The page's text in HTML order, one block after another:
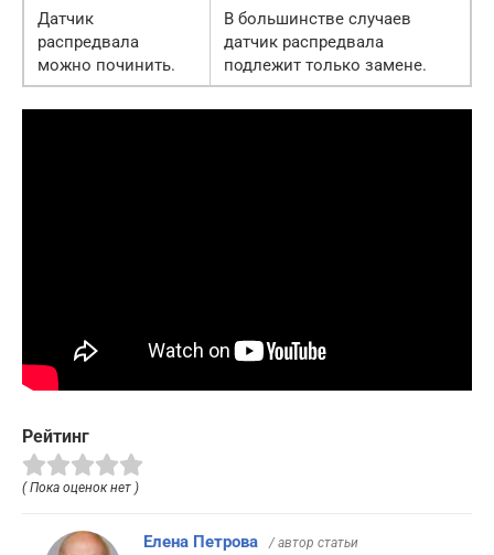
Датчик
распредвала
можно починить.
В большинстве случаев
датчик распредвала
подлежит только замене.
Рейтинг
( Пока оценок нет )
Елена Петрова / автор статьи